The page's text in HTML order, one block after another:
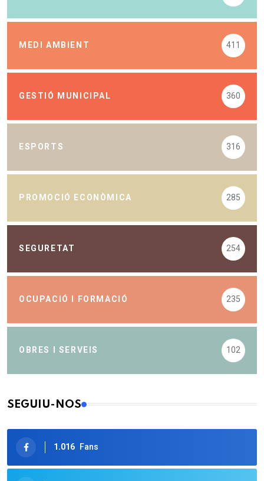
MEDI AMBIENT 411
GESTIÓ MUNICIPAL 360
ESPORTS 316
PROMOCIÓ ECONÒMICA 285
SEGURETAT 254
OCUPACIÓ I FORMACIÓ 235
OBRES I SERVEIS 102
SEGUIU-NOS
1.016 Fans